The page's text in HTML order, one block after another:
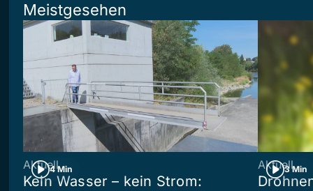
Meistgesehen
4 Min
Aktuell
Kein Wasser – kein Strom:
3 Min
Aktuell